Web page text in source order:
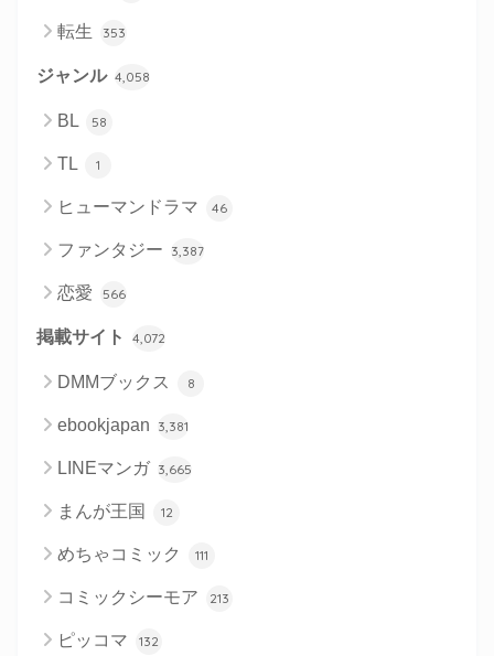
転生 353
ジャンル 4,058
BL 58
TL 1
ヒューマンドラマ 46
ファンタジー 3,387
恋愛 566
掲載サイト 4,072
DMMブックス 8
ebookjapan 3,381
LINEマンガ 3,665
まんが王国 12
めちゃコミック 111
コミックシーモア 213
ピッコマ 132